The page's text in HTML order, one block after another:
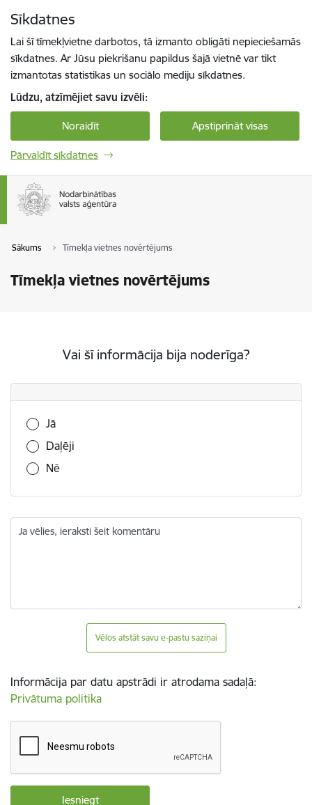
Sīkdatnes
Lai šī tīmekļvietne darbotos, tā izmanto obligāti nepieciešamās
sīkdatnes. Ar Jūsu piekrišanu papildus šajā vietnē var tikt
izmantotas statistikas un sociālo mediju sīkdatnes.
Lūdzu, atzīmējiet savu izvēli:
Noraidīt Apstiprināt visas
Pārvaldīt sīkdatnes
Sākums Tīmekļa vietnes novērtējums
Tīmekļa vietnes novērtējums
Vai šī informācija bija noderīga?
Vai šī informācija bija noderīga?
Jā
Daļēji
Nē
Ja vēlies, ieraksti šeit komentāru
Vēlos atstāt savu e-pastu saziņai
Informācija par datu apstrādi ir atrodama sadaļā:
Privātuma politika